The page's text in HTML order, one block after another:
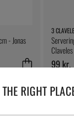
- Jonas
3
Claveles
99 kr.
RIGHT